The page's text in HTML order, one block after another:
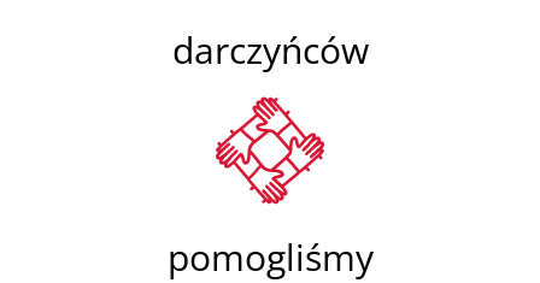
darczyńców
pomogliśmy